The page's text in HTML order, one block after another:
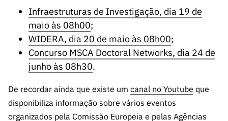
Infraestruturas de Investigação, dia 19 de
maio às 08h00;
WIDERA, dia 20 de maio às 08h00;
Concurso MSCA Doctoral Networks, dia 24 de
junho às 08h30.
De recordar ainda que existe um canal no Youtube que
disponibiliza informação sobre vários eventos
organizados pela Comissão Europeia e pelas Agências